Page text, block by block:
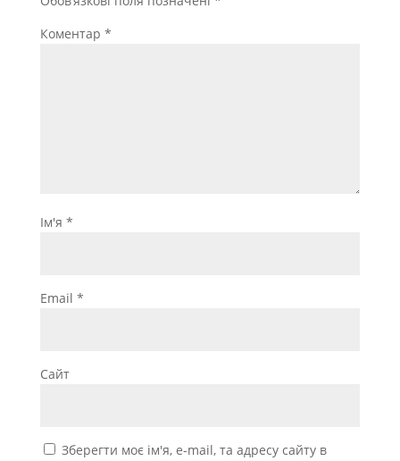
Коментар *
Ім'я *
Email *
Сайт
Зберегти моє ім'я, e-mail, та адресу сайту в